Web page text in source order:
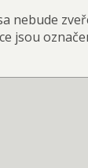
nebude
jsou